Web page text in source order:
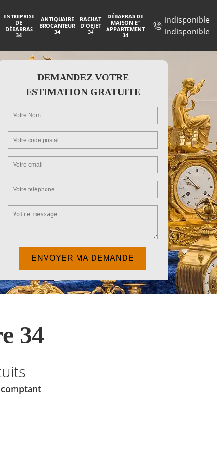
ENTREPRISE
DE
DÉBARRAS
34
ANTIQUAIRE
BROCANTEUR
34
RACHAT
D'OBJET
34
DÉBARRAS DE
MAISON ET
APPARTEMENT
34
indisponible
indisponible
DEMANDEZ VOTRE
ESTIMATION GRATUITE
34